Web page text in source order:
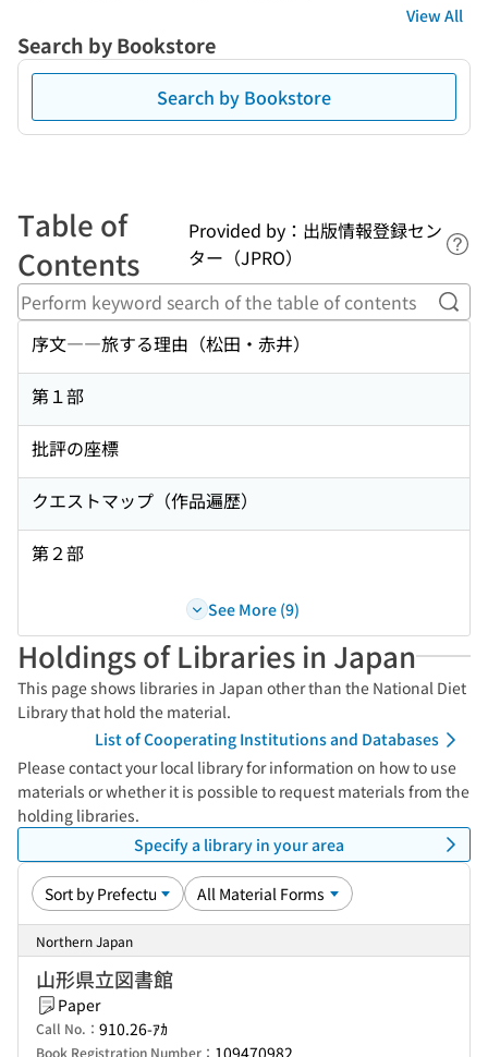
View All
Search by Bookstore
Search by Bookstore
Table of
Contents
Provided by：出版情報登録セン
ター（JPRO）
序文――旅する理由（松田・赤井）
第１部
批評の座標
クエストマップ（作品遍歴）
第２部
See More (9)
Holdings of Libraries in Japan
This page shows libraries in Japan other than the National Diet
Library that hold the material.
List of Cooperating Institutions and Databases
Please contact your local library for information on how to use
materials or whether it is possible to request materials from the
holding libraries.
Specify a library in your area
Northern Japan
山形県立図書館
Paper
Call No.： 910.26-ｱｶ
Book Registration Number： 109470982